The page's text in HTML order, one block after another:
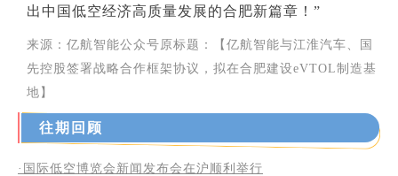
出中国低空经济高质量发展的合肥新篇章！”
来源：亿航智能公众号 原标题：【 亿航智能与江淮汽车、国
先控股签署战略合作框架协议，拟在合肥建设eVTOL制造基
地 】
往期回顾
·国际低空博览会新闻发布会在沪顺利举行